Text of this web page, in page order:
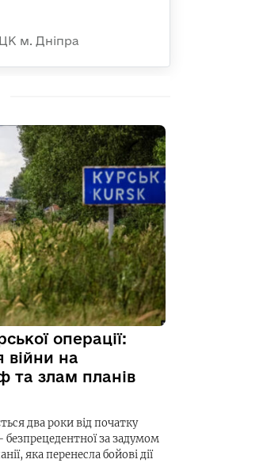
м. Дніпра
операції:
війни на
та злам планів
два роки від початку
безпрецедентної за задумом
яка перенесла бойові дії